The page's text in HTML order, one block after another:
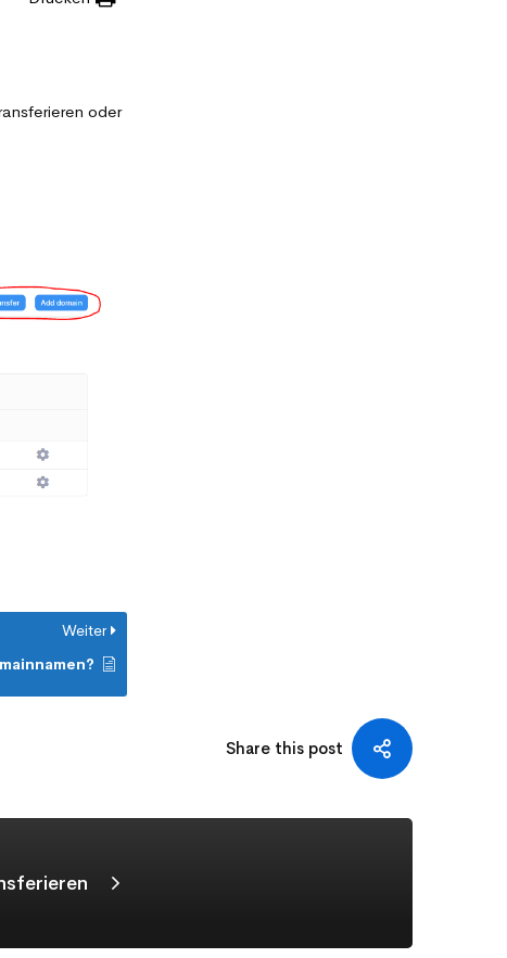
oder
Weiter
Share this post